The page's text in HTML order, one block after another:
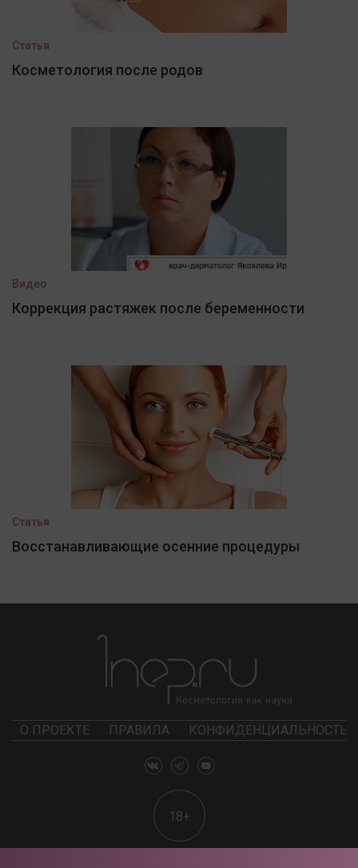
Статья
Косметология после родов
Видео
Коррекция растяжек после беременности
Статья
Восстанавливающие осенние процедуры
О ПРОЕКТЕ ПРАВИЛА КОНФИДЕНЦИАЛЬНОСТЬ
18+